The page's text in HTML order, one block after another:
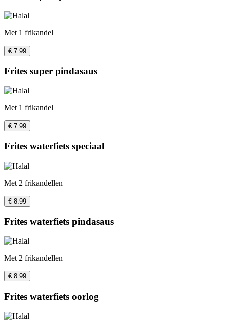
Met 1 frikandel
€ 7.99
Frites super pindasaus
Met 1 frikandel
€ 7.99
Frites waterfiets speciaal
Met 2 frikandellen
€ 8.99
Frites waterfiets pindasaus
Met 2 frikandellen
€ 8.99
Frites waterfiets oorlog